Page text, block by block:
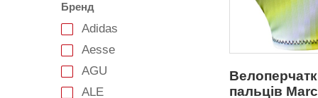
Бренд
Adidas
Aesse
AGU
ALE
пальців